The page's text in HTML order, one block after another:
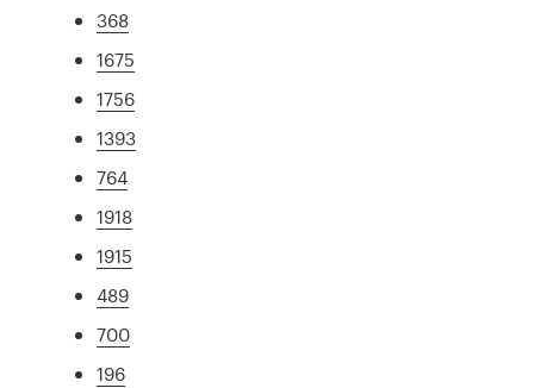
368
1675
1756
1393
764
1918
1915
489
700
196